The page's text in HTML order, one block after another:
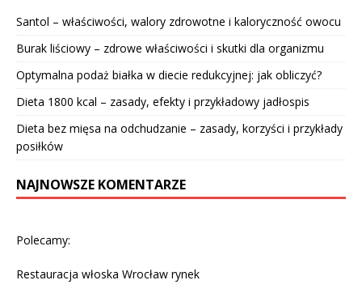
Santol – właściwości, walory zdrowotne i kaloryczność owocu
Burak liściowy – zdrowe właściwości i skutki dla organizmu
Optymalna podaż białka w diecie redukcyjnej: jak obliczyć?
Dieta 1800 kcal – zasady, efekty i przykładowy jadłospis
Dieta bez mięsa na odchudzanie – zasady, korzyści i przykłady
posiłków
NAJNOWSZE KOMENTARZE
Polecamy:
Restauracja włoska Wrocław rynek